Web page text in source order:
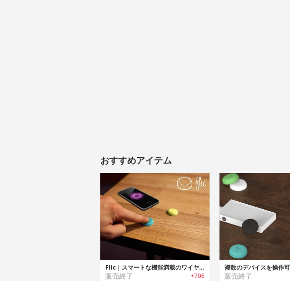
おすすめアイテム
Flic｜スマートな機能満載のワイヤレスボタン
販売終了 +706 販売終了